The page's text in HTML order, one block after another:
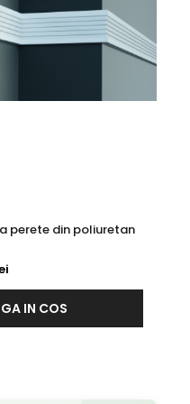
perete din poliuretan
IN COS